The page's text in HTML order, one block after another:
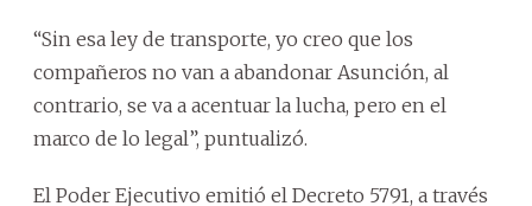
“Sin esa ley de transporte, yo creo que los
compañeros no van a abandonar Asunción, al
contrario, se va a acentuar la lucha, pero en el
marco de lo legal”, puntualizó.
El Poder Ejecutivo emitió el Decreto 5791, a través